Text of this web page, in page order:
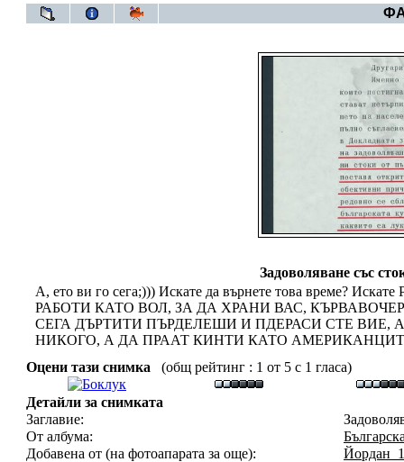
Задоволяване със
А, ето ви го сега;))) Искате да върнете това време?
РАБОТИ КАТО ВОЛ, ЗА ДА ХРАНИ ВАС,
СЕГА ДЪРТИТИ ПЪРДЕЛЕШИ И ПДЕРАСИ СТЕ ВИЕ,
НИКОГО, А ДА ПРААТ КИНТИ КАТО
Оцени тази снимка
(общ рейтинг : 1 от 5 с 1 гласа)
Детайли за снимката
Заглавие:
От албума:
Добавена от (на фотоапарата за още):